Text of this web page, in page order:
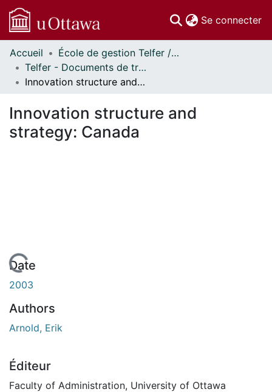
Se connecter
Communautés
et collections
Parcourir
À propos
Accueil
École de gestion Telfer // Telfer School of Management
Telfer - Documents de travail // Telfer - Working Papers
Innovation structure and strategy: Canada
Innovation structure and
strategy: Canada
En cours de chargement...
Date
2003
Authors
Arnold, Erik
Éditeur
Faculty of Administration, University of Ottawa